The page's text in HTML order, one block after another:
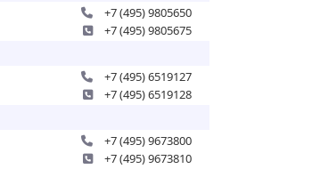
+7 (495) 9805650
+7 (495) 9805675
+7 (495) 6519127
+7 (495) 6519128
+7 (495) 9673800
+7 (495) 9673810